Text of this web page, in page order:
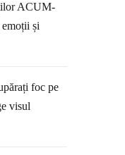
ACUM-
și
foc pe
visul